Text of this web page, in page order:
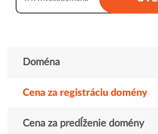
Doména
Cena za registráciu domény
Cena za predĺženie domény